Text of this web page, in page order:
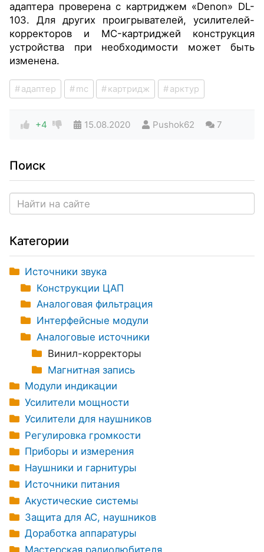
адаптера проверена с картриджем «Denon» DL-
103. Для других проигрывателей, усилителей-
корректоров и MC-картриджей конструкция
устройства при необходимости может быть
изменена.
адаптер mc картридж арктур
+4 15.08.2020 Pushok62 7
Поиск
Категории
Источники звука
Конструкции ЦАП
Аналоговая фильтрация
Интерфейсные модули
Аналоговые источники
Винил-корректоры
Магнитная запись
Модули индикации
Усилители мощности
Усилители для наушников
Регулировка громкости
Приборы и измерения
Наушники и гарнитуры
Источники питания
Акустические системы
Защита для АС, наушников
Доработка аппаратуры